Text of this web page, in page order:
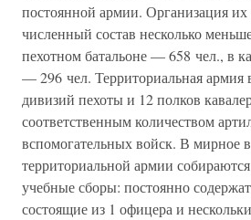
постоянной армии. Организация их
численный состав несколько
пехотном батальоне — 658 чел., в
— 296 чел. Территориальная армия
дивизий пехоты и 12 полков
соответственным количеством
вспомогательных войск. В мирное
территориальной армии
учебные сборы: постоянно
состоящие из 1 офицера и